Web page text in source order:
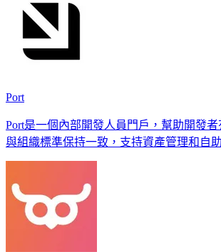
Port
Port是一個內部開發人員門戶，幫助開發
與組織標準保持一致，支持資產管理和自